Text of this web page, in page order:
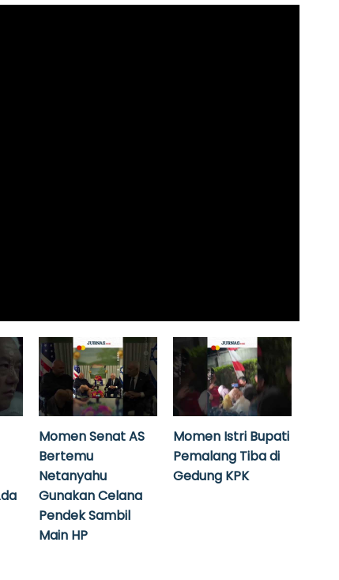
Momen Senat AS
Bertemu
Netanyahu
Gunakan Celana
Pendek Sambil
Main HP
Momen Istri Bupati
Pemalang Tiba di
Gedung KPK